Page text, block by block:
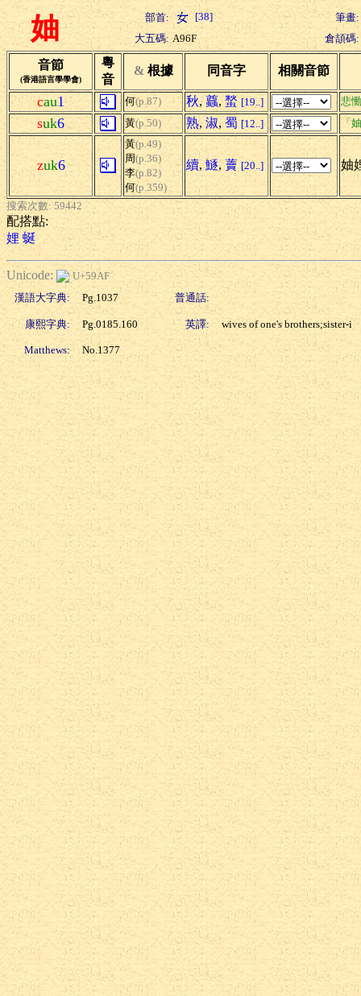
妯 部首: [38]
筆畫:
大五碼: A96F 倉頡碼:
音節
(香港語言學學會)
粵
音
& 根據 同音字 相關音節
cau1 何(p.87) 秋, 蠤, 蝵 [19..] 悲慟
suk6 黃(p.50) 熟, 淑, 蜀 [12..] 「
zuk6
黃(p.49)
周(p.36)
李(p.82)
何(p.359)
續, 鱁, 藚 [20..] 妯
搜索次數: 59442
配搭點:
娌 蜒
Unicode:
U+59AF
漢語大字典:
Pg.1037 普通話:
康熙字典: Pg.0185.160 英譯: wives of one's brothers;sister-i
Matthews: No.1377